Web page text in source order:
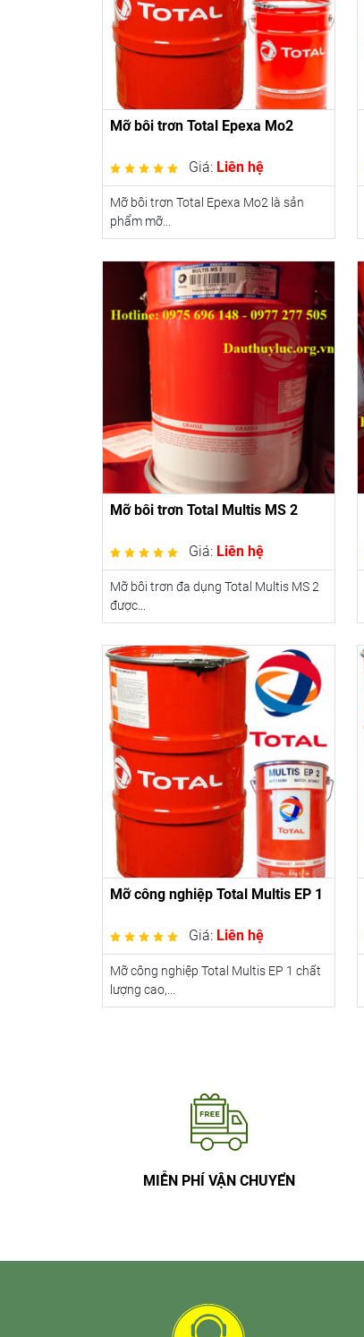
Mỡ bôi trơn Total Epexa Mo2
Giá: Liên hệ
Mỡ bôi trơn Total Epexa Mo2 là sản
phẩm mỡ...
Mỡ bôi trơn Total Multis MS 2
Giá: Liên hệ
Mỡ bôi trơn đa dụng Total Multis MS 2
được...
Mỡ công nghiệp Total Multis EP 1
Giá: Liên hệ
Mỡ công nghiệp Total Multis EP 1 chất
lượng cao,...
MIỄN PHÍ VẬN CHUYỂN